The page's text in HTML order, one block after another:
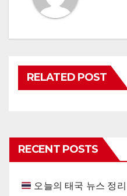
RELATED POST
RECENT POSTS
오늘의 태국 뉴스 정